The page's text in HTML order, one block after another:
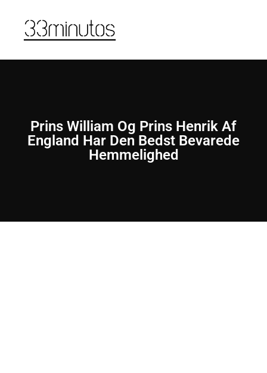
Prins William Og Prins Henrik Af
England Har Den Bedst Bevarede
Hemmelighed